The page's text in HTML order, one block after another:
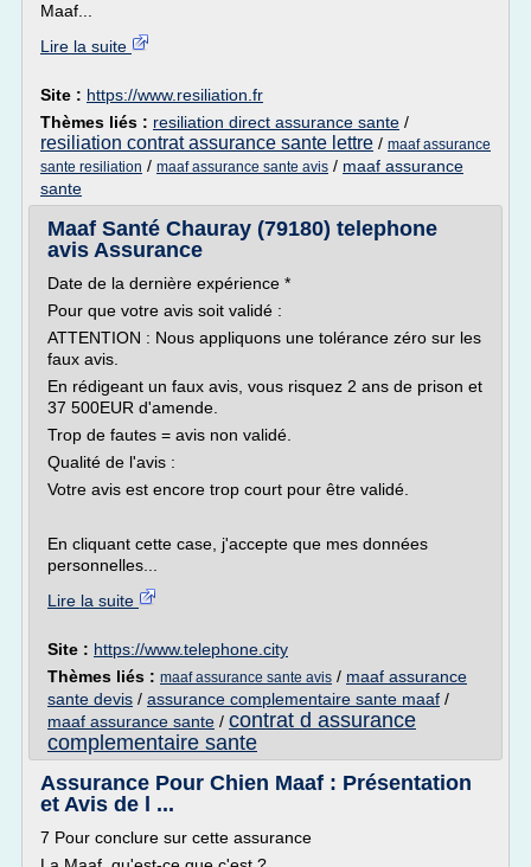
Maaf...
Lire la suite
Site : https://www.resiliation.fr
Thèmes liés : resiliation direct assurance sante /
resiliation contrat assurance sante lettre / maaf assurance
sante resiliation / maaf assurance sante avis / maaf assurance
sante
Maaf Santé Chauray (79180) telephone
avis Assurance
Date de la dernière expérience *
Pour que votre avis soit validé :
ATTENTION : Nous appliquons une tolérance zéro sur les
faux avis.
En rédigeant un faux avis, vous risquez 2 ans de prison et
37 500EUR d'amende.
Trop de fautes = avis non validé.
Qualité de l'avis :
Votre avis est encore trop court pour être validé.
En cliquant cette case, j'accepte que mes données
personnelles...
Lire la suite
Site : https://www.telephone.city
Thèmes liés : maaf assurance sante avis / maaf assurance
sante devis / assurance complementaire sante maaf /
maaf assurance sante / contrat d assurance
complementaire sante
Assurance Pour Chien Maaf : Présentation
et Avis de l ...
7 Pour conclure sur cette assurance